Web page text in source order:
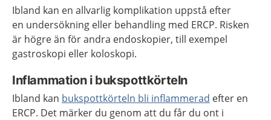
Ibland kan en allvarlig komplikation uppstå efter
en undersökning eller behandling med ERCP. Risken
är högre än för andra endoskopier, till exempel
gastroskopi eller koloskopi.
Inflammation i bukspottkörteln
Ibland kan bukspottkörteln bli inflammerad efter en
ERCP. Det märker du genom att du får du ont i